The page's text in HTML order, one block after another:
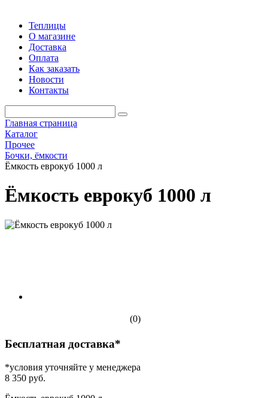
Теплицы
О магазине
Доставка
Оплата
Как заказать
Новости
Контакты
Главная страница
Каталог
Прочее
Бочки, ёмкости
Ёмкость еврокуб 1000 л
Ёмкость еврокуб 1000 л
(0)
Бесплатная доставка*
*условия уточняйте у менеджера
8 350 руб.